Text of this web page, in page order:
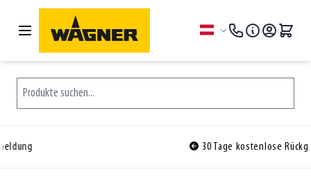
Zum Inhalt springen
Sprache
Produkte suchen...
30 Tage kostenlose Rückgabe